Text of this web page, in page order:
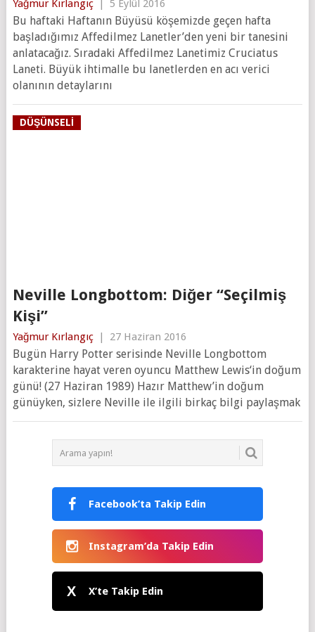
Yağmur Kırlangıç 5 Eylül 2016
Bu haftaki Haftanın Büyüsü köşemizde geçen hafta
başladığımız Affedilmez Lanetler’den yeni bir tanesini
anlatacağız. Sıradaki Affedilmez Lanetimiz Cruciatus
Laneti. Büyük ihtimalle bu lanetlerden en acı verici
olanının detaylarını
DÜŞÜNSELI
Neville Longbottom: Diğer “Seçilmiş
Kişi”
Yağmur Kırlangıç | 27 Haziran 2016
Bugün Harry Potter serisinde Neville Longbottom
karakterine hayat veren oyuncu Matthew Lewis‘in doğum
günü! (27 Haziran 1989) Hazır Matthew’in doğum
günüyken, sizlere Neville ile ilgili birkaç bilgi paylaşmak
Facebook’ta Takip Edin
Instagram’da Takip Edin
X X’te Takip Edin